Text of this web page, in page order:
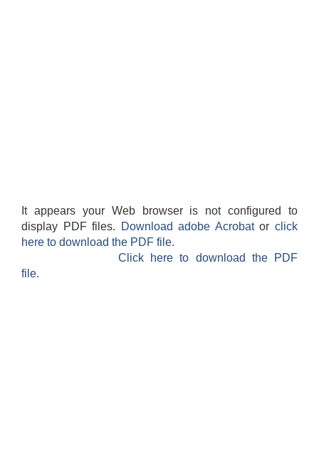
It appears your Web browser is not configured to
display PDF files.
Download adobe Acrobatorclick
here to download the PDF file.
Click here to download the PDF
file.